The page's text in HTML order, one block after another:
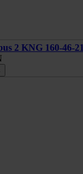
2 KNG 160-46-21